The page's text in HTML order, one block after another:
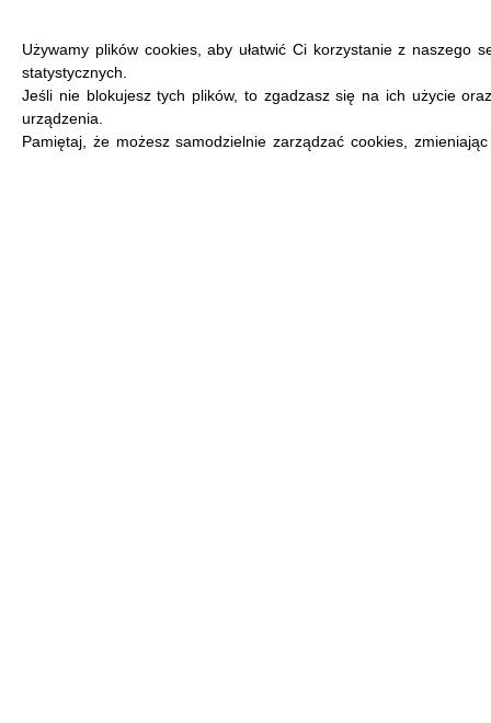
Używamy plików cookies, aby ułatwić Ci korzystanie z naszego
statystycznych.
Jeśli nie blokujesz tych plików, to zgadzasz się na ich użycie
urządzenia.
Pamiętaj, że możesz samodzielnie zarządzać cookies,
MENU